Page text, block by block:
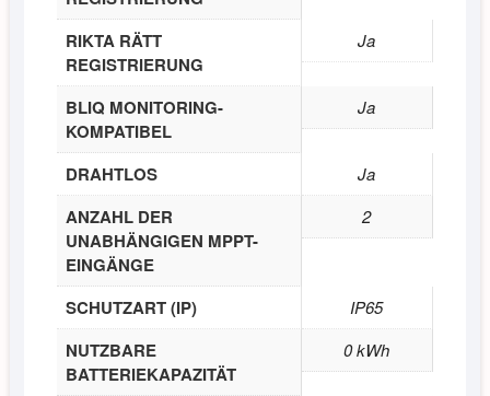
RIKTA RÄTT
REGISTRIERUNG
Ja
BLIQ MONITORING-
KOMPATIBEL
Ja
DRAHTLOS Ja
ANZAHL DER
UNABHÄNGIGEN MPPT-
EINGÄNGE
2
SCHUTZART (IP) IP65
NUTZBARE
BATTERIEKAPAZITÄT
0 kWh